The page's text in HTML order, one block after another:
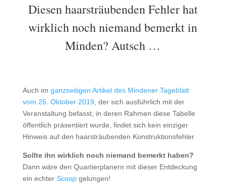
Diesen haarsträubenden Fehler hat
wirklich noch niemand bemerkt in
Minden? Autsch …
Auch im ganzseitigen Artikel des Mindener Tageblatt
vom 25. Oktober 2019 , der sich ausführlich mit der
Veranstaltung befasst, in deren Rahmen diese Tabelle
öffentlich präsentiert wurde, findet sich kein einziger
Hinweis auf den haarsträubenden Konstruktionsfehler.
Sollte ihn wirklich noch niemand bemerkt haben?
Dann wäre den Quartierplanern mit dieser Entdeckung
ein echter Scoopgelungen!